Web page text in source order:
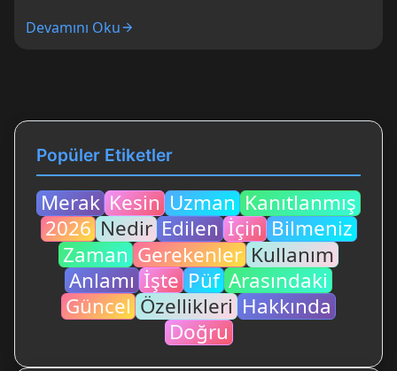
Lezzetli menüsü...
Devamını Oku
Popüler Etiketler
Merak Kesin Uzman Kanıtlanmış
2026 Nedir Edilen İçin Bilmeniz
Zaman Gerekenler Kullanım
Anlamı İşte Püf Arasındaki
Güncel Özellikleri Hakkında
Doğru